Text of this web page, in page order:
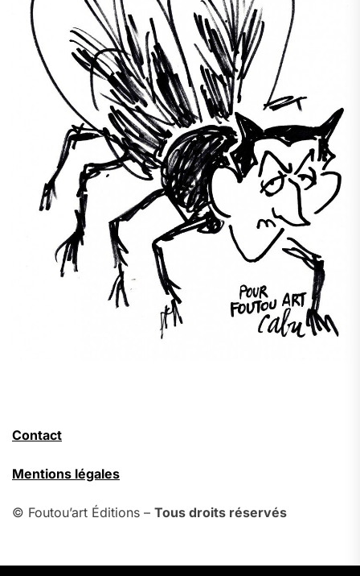
Contact
Mentions légales
© Foutou’art Éditions – Tous droits réservés